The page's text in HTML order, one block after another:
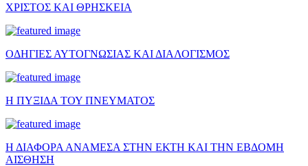
ΧΡΙΣΤΟΣ ΚΑΙ ΘΡΗΣΚΕΙΑ
ΟΔΗΓΙΕΣ ΑΥΤΟΓΝΩΣΙΑΣ ΚΑΙ ΔΙΑΛΟΓΙΣΜΟΣ
Η ΠΥΞΙΔΑ ΤΟΥ ΠΝΕΥΜΑΤΟΣ
Η ΔΙΑΦΟΡΑ ΑΝΑΜΕΣΑ ΣΤΗΝ ΕΚΤΗ ΚΑΙ ΤΗΝ ΕΒΔΟΜΗ
ΑΙΣΘΗΣΗ